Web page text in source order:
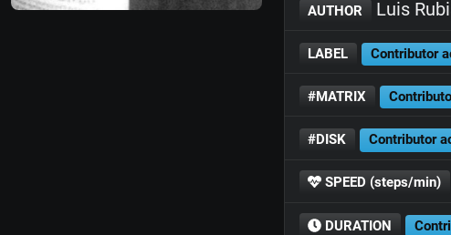
AUTHOR Luis
LABEL Contributor
#MATRIX
#DISK Contributor
SPEED (steps/min)
DURATION